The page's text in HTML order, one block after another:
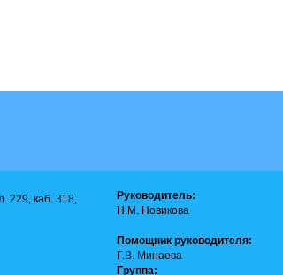
229, каб. 318,
Руководитель:
Н.М. Новикова
Помощник руководителя:
Г.В. Минаева
Группа: